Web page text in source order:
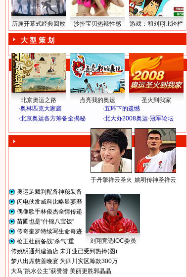
历届开幕式经典回放 沙排宝贝热辣性感 游戏：和刘翔比跨栏
大 型 策 划
北京奥运之路 点亮我的奥运
圣火到我家
·奥林匹克大家庭 ·五环下的遗憾
·北京奥运各方筹备全揭秘 ·北大办2008奥运·冠军论坛
于丹擎祥云圣火 姚明传神圣祥云
奥运足裁判配备神秘装备
闪电侠发威科比略显萎靡
偶像歌手林俊杰全情传递
苗圃也是“什锦八宝饭”
传奇奎罗特续写生命奇迹
枪王杜丽备战“杀气”重
刘翔竞选IOC委员
传姚明通州建酒店 未开业已受到热捧(图)
梦八出席慈善晚宴 为四川灾区筹款300万
大马“跳水公主”获赞誉 美丽更胜郭晶晶